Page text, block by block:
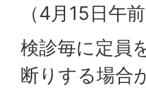
（4月15日午
検診毎に定員
断りする場合